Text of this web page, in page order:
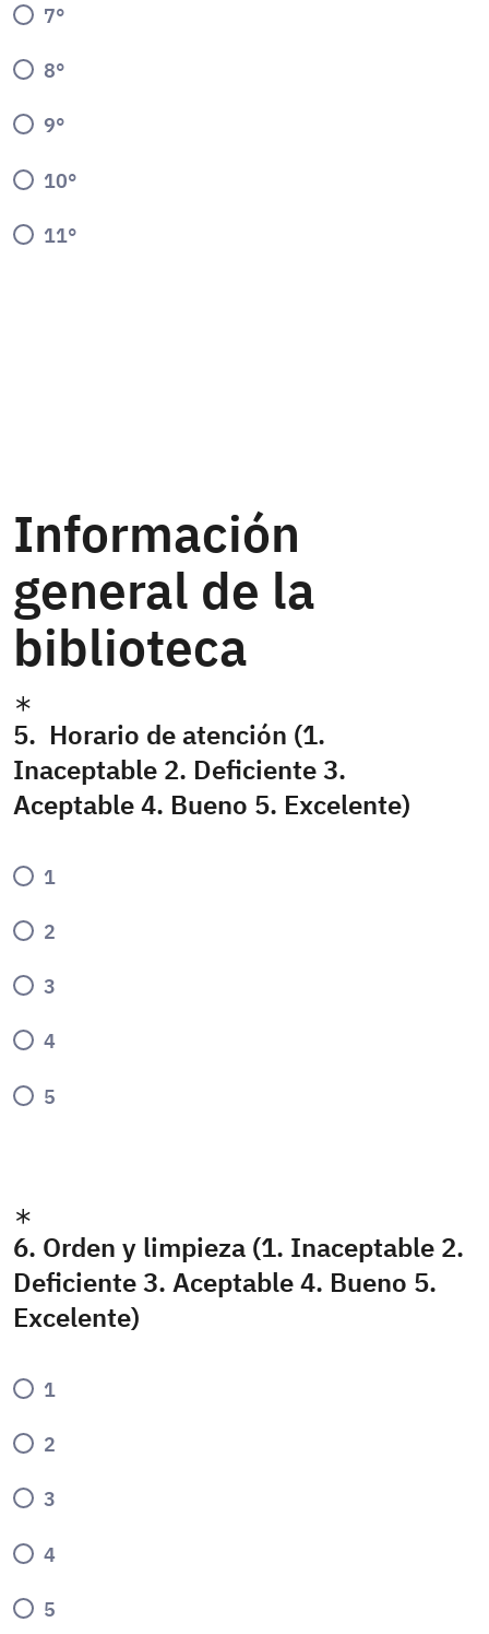
7°
8°
9°
10°
11°
Información
general de la
biblioteca
5. Horario de atención (1.
Inaceptable 2. Deficiente 3.
Aceptable 4. Bueno 5. Excelente)
1
2
3
4
5
6. Orden y limpieza (1. Inaceptable 2.
Deficiente 3. Aceptable 4. Bueno 5.
Excelente)
1
2
3
4
5